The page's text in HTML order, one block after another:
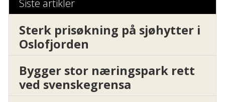
Siste artikler
Sterk prisøkning på sjøhytter i
Oslofjorden
Bygger stor næringspark rett
ved svenskegrensa